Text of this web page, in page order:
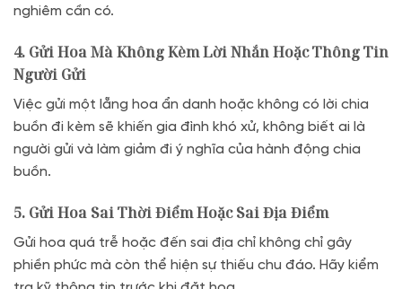
nghiêm cần có.
4. Gửi Hoa Mà Không Kèm Lời Nhắn Hoặc Thông Tin
Người Gửi
Việc gửi một lẵng hoa ẩn danh hoặc không có lời chia
buồn đi kèm sẽ khiến gia đình khó xử, không biết ai là
người gửi và làm giảm đi ý nghĩa của hành động chia
buồn.
5. Gửi Hoa Sai Thời Điểm Hoặc Sai Địa Điểm
Gửi hoa quá trễ hoặc đến sai địa chỉ không chỉ gây
phiền phức mà còn thể hiện sự thiếu chu đáo. Hãy kiểm